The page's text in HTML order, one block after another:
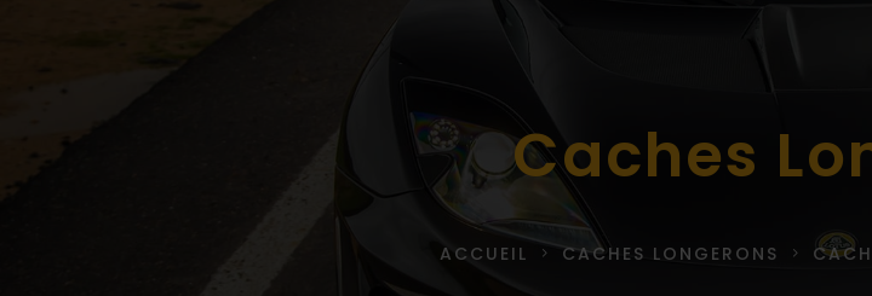
Caches
ACCUEIL CACHES LONGERONS